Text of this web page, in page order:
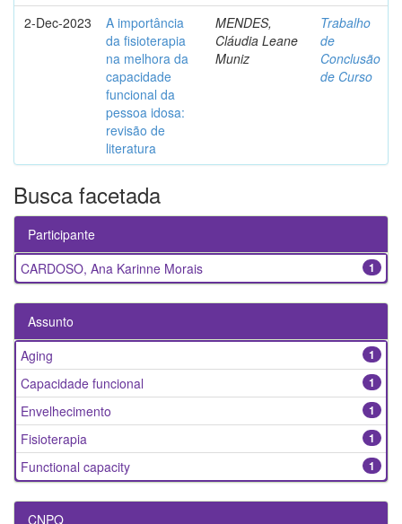
2-Dec-2023
A importância
da fisioterapia
na melhora da
capacidade
funcional da
pessoa idosa:
revisão de
literatura
MENDES,
Cláudia Leane
Muniz
Trabalho
de
Conclusão
de Curso
Busca facetada
Participante
1
CARDOSO, Ana Karinne Morais
Assunto
1
Aging
1
Capacidade funcional
1
Envelhecimento
1
Fisioterapia
1
Functional capacity
CNPQ